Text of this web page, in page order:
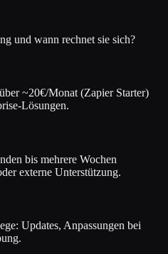
und wann rechnet sie sich?
~20€/Monat (Zapier Starter)
Lösungen.
bis mehrere Wochen
externe Unterstützung.
Updates, Anpassungen bei